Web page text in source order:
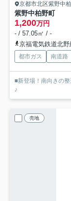
京都市北区紫野中
紫野中柏野町
1,200万円
- / 57.05㎡ / -
京福電気鉄道北
都市ガス 南道路
■新登場！南向きの
♪
売地